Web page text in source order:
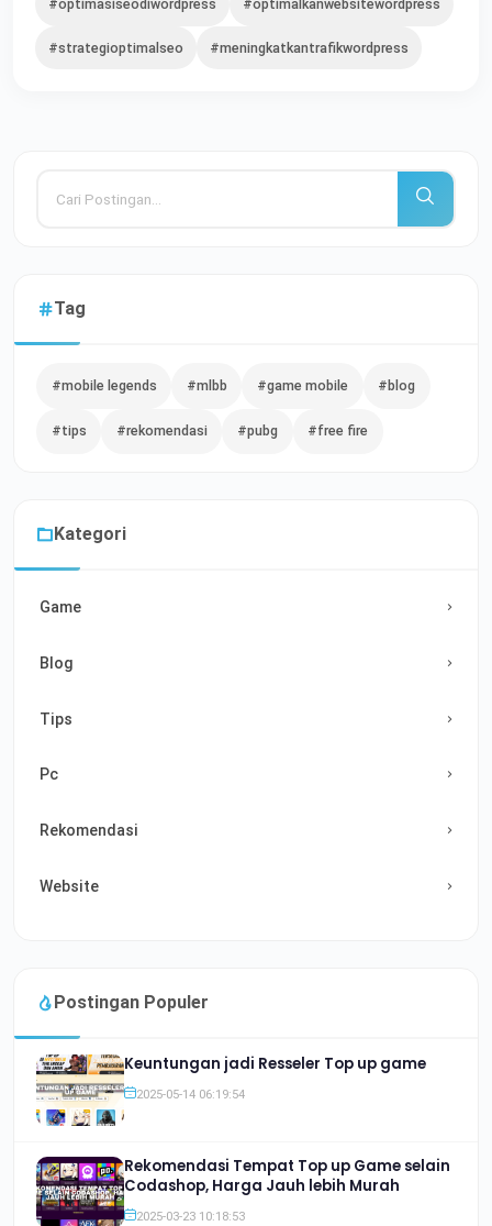
#optimasiseodiwordpress #optimalkanwebsitewordpress
#strategioptimalseo #meningkatkantrafikwordpress
Tag
#mobile legends #mlbb #game mobile #blog
#tips #rekomendasi #pubg #free fire
Kategori
Game
Blog
Tips
Pc
Rekomendasi
Website
Postingan Populer
Keuntungan jadi Resseler Top up game
2025-05-14 06:19:54
Rekomendasi Tempat Top up Game selain
Codashop, Harga Jauh lebih Murah
2025-03-23 10:18:53